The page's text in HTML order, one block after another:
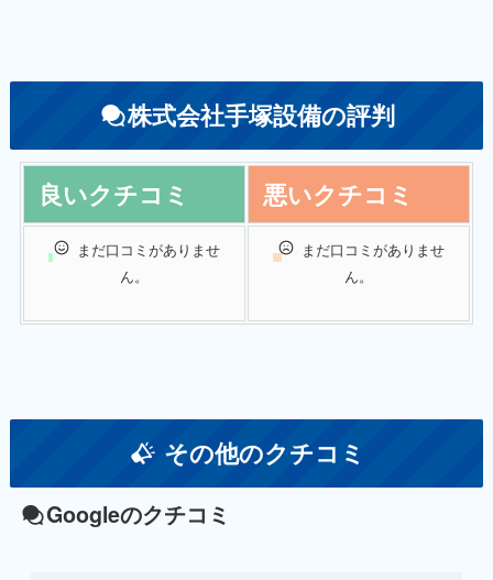
株式会社手塚設備の評判
良いクチコミ 悪いクチコミ
まだ口コミがありませ
ん。
まだ口コミがありませ
ん。
その他のクチコミ
Googleのクチコミ